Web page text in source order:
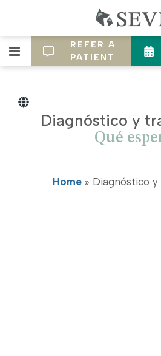
REFER A
PATIENT
Diagnóstico y
Qué
Home» Diagnóstico